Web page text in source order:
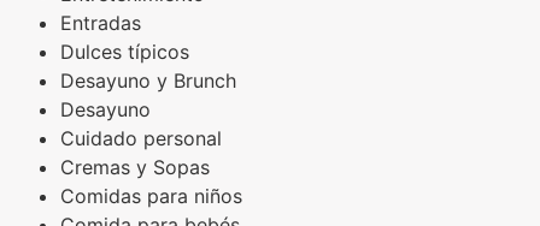
Entradas
Dulces típicos
Desayuno y Brunch
Desayuno
Cuidado personal
Cremas y Sopas
Comidas para niños